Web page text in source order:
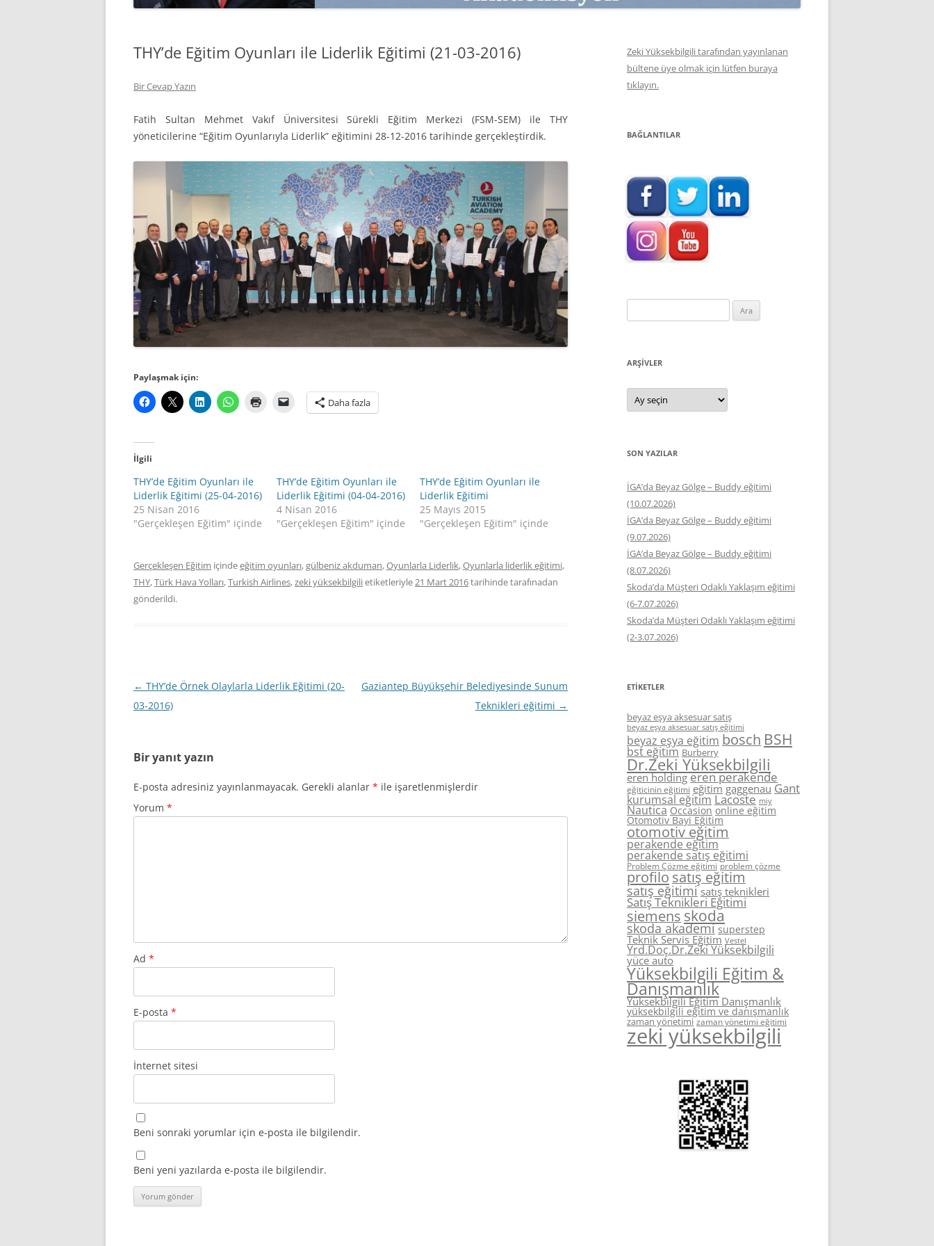
INTERDISCIPLINARY REFLECTIONS
HIZLI MODA TÜKETICILERININ
MAĞAZA ATMOSFERINE
PAZARLAMADA YENI USTALIK
PAZARLAMA TEMELLERI
PAZARLAMA MUCIZE DEĞILDIR
PAZARLAMA CANAVARI
SATMAK
THY’de Eğitim Oyunları ile Liderlik Eğitimi (21-03-2016)
Bir Cevap Yazın
Fatih Sultan Mehmet Vakıf Üniversitesi Sürekli Eğitim Merkezi (FSM-SEM) ile THY
yöneticilerine “Eğitim Oyunlarıyla Liderlik” eğitimini 28-12-2016 tarihinde gerçekleştirdik.
Paylaşmak için:
Daha fazla
İlgili
THY’de Eğitim Oyunları ile
Liderlik Eğitimi (25-04-2016)
25 Nisan 2016
"Gerçekleşen Eğitim" içinde
THY’de Eğitim Oyunları ile
Liderlik Eğitimi (04-04-2016)
4 Nisan 2016
"Gerçekleşen Eğitim" içinde
THY’de Eğitim Oyunları ile
Liderlik Eğitimi
25 Mayıs 2015
"Gerçekleşen Eğitim" içinde
Gerçekleşen Eğitim içindeeğitim oyunları,gülbeniz akduman,Oyunlarla Liderlik,Oyunlarla liderlik eğitimi,
THY,Türk Hava Yolları,Turkish Airlines,zeki yüksekbilgilietiketleriyle21 Mart 2016tarihindetarafınadan
gönderildi.
Yazı
dolaşımı
← THY’de Örnek Olaylarla Liderlik Eğitimi (20-
03-2016)
Gaziantep Büyükşehir Belediyesinde Sunum
Teknikleri eğitimi →
Bir yanıt yazın
E-posta adresiniz yayınlanmayacak. Gerekli alanlar * ile işaretlenmişlerdir
Yorum *
Ad *
E-posta *
İnternet sitesi
Beni sonraki yorumlar için e-posta ile bilgilendir.
Beni yeni yazılarda e-posta ile bilgilendir.
Zeki Yüksekbilgili tarafından yayınlanan
bültene üye olmak için lütfen buraya
tıklayın.
BAĞLANTILAR
ARŞIVLER
Arşivler
SON YAZILAR
İGA’da Beyaz Gölge – Buddy eğitimi
(10.07.2026)
İGA’da Beyaz Gölge – Buddy eğitimi
(9.07.2026)
İGA’da Beyaz Gölge – Buddy eğitimi
(8.07.2026)
Skoda’da Müşteri Odaklı Yaklaşım eğitimi
(6-7.07.2026)
Skoda’da Müşteri Odaklı Yaklaşım eğitimi
(2-3.07.2026)
ETIKETLER
beyaz eşya aksesuar satış
beyaz eşya aksesuar satış eğitimi
beyaz eşya eğitim bosch BSH
bst eğitim Burberry
Dr.Zeki Yüksekbilgili
eren holding eren perakende
eğiticinin eğitimi eğitim gaggenau Gant
kurumsal eğitim Lacoste miy
Nautica Occasion online eğitim
Otomotiv Bayi Eğitim
otomotiv eğitim
perakende eğitim
perakende satış eğitimi
Problem Çözme eğitimi problem çözme
profilo satış eğitim
satış eğitimi satış teknikleri
Satış Teknikleri Eğitimi
siemens skoda
skoda akademi superstep
Teknik Servis Eğitim Vestel
Yrd.Doç.Dr.Zeki Yüksekbilgili
yüce auto
Yüksekbilgili Eğitim &
Danışmanlık
Yüksekbilgili Eğitim Danışmanlık
yüksekbilgili eğitim ve danışmanlık
zaman yönetimi zaman yönetimi eğitimi
zeki yüksekbilgili